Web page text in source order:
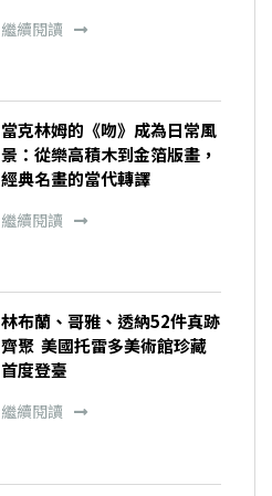
繼續閱讀
當克林姆的《吻》成為日常風
景：從樂高積木到金箔版畫，
經典名畫的當代轉譯
繼續閱讀
林布蘭、哥雅、透納52件真跡
齊聚 美國托雷多美術館珍藏
首度登臺
繼續閱讀